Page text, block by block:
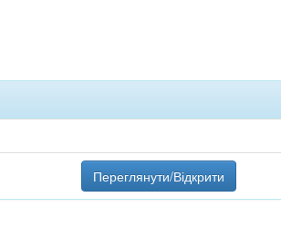
Переглянути/Відкрити